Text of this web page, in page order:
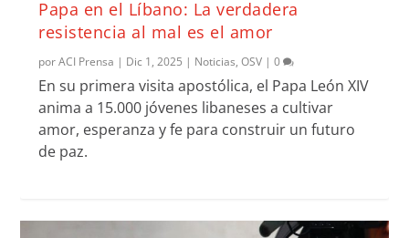
Papa en el Líbano: La verdadera
resistencia al mal es el amor
porACI Prensa | Dic 1, 2025 | Noticias,OSV |0
En su primera visita apostólica, el Papa León XIV
anima a 15.000 jóvenes libaneses a cultivar
amor, esperanza y fe para construir un futuro
de paz.